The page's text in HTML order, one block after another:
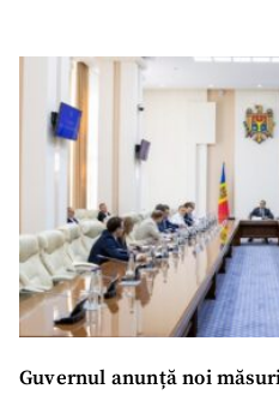
Guvernul anunță noi